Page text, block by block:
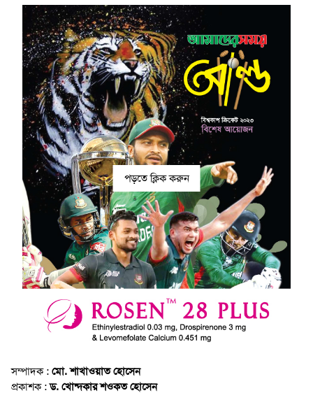
পড়তে ক্লিক করুন
সম্পাদক : মো. শাখাওয়াত হোসেন
প্রকাশক :ড. খোন্দকার শওকত হোসেন